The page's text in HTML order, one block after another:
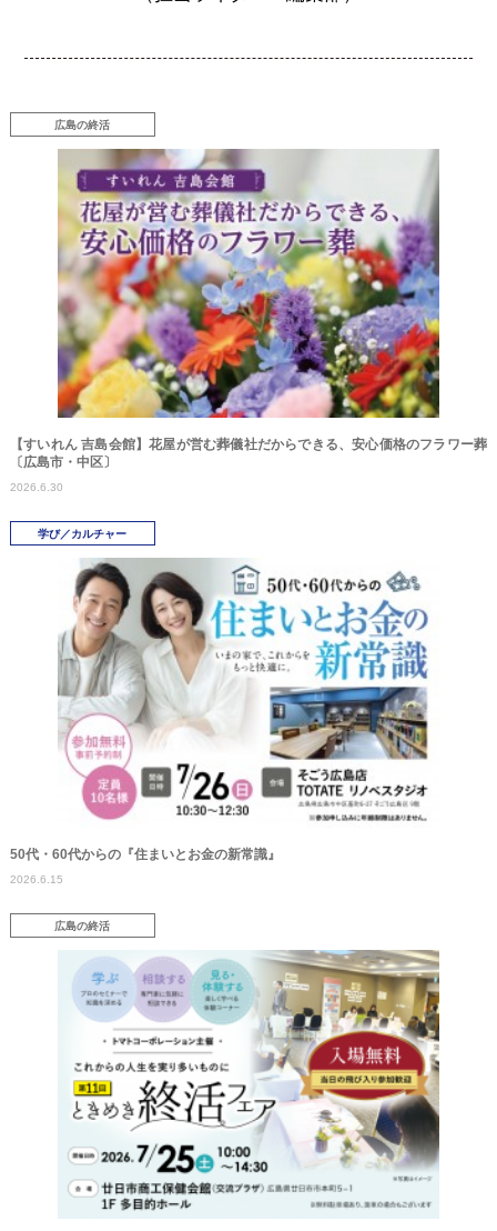
広島の終活
【すいれん 吉島会館】花屋が営む葬儀社だからできる、安心価格のフラワー葬
〔広島市・中区〕
2026.6.30
学び／カルチャー
50代・60代からの『住まいとお金の新常識』
2026.6.15
広島の終活